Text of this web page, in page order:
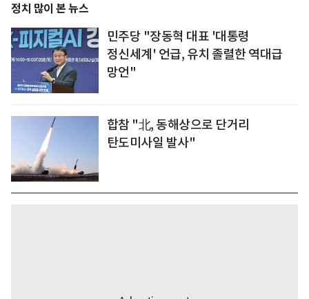
정치 많이 본 뉴스
민주당 "장동혁 대표 '대통령
정신세계' 언급, 유치 졸렬한 역대급
망언"
합참 "北, 동해상으로 단거리
탄도미사일 발사"